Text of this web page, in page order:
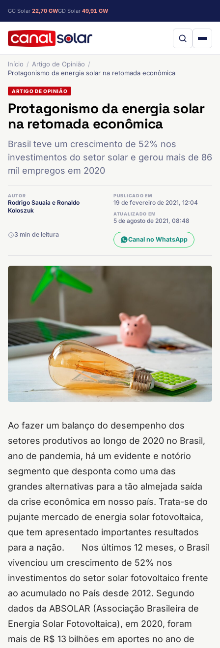
GC Solar 22,70 GWGD Solar 49,91 GW
Início
Artigo de Opinião
Protagonismo da energia solar na retomada econômica
ARTIGO DE OPINIÃO
Protagonismo da energia solar
na retomada econômica
Brasil teve um crescimento de 52% nos
investimentos do setor solar e gerou mais de 86
mil empregos em 2020
AUTOR
Rodrigo Sauaia e Ronaldo
Koloszuk
PUBLICADO EM
19 de fevereiro de 2021, 12:04
ATUALIZADO EM
5 de agosto de 2021, 08:48
3 min de leitura
Canal no WhatsApp
Ao fazer um balanço do desempenho dos
setores produtivos ao longo de 2020 no Brasil,
ano de pandemia, há um evidente e notório
segmento que desponta como uma das
grandes alternativas para a tão almejada saída
da crise econômica em nosso país. Trata-se do
pujante mercado de energia solar fotovoltaica,
que tem apresentado importantes resultados
para a nação.
Nos últimos 12 meses, o Brasil
vivenciou um crescimento de 52% nos
investimentos do setor solar fotovoltaico frente
ao acumulado no País desde 2012. Segundo
dados da ABSOLAR (Associação Brasileira de
Energia Solar Fotovoltaica), em 2020, foram
mais de R$ 13 bilhões em aportes no ano de